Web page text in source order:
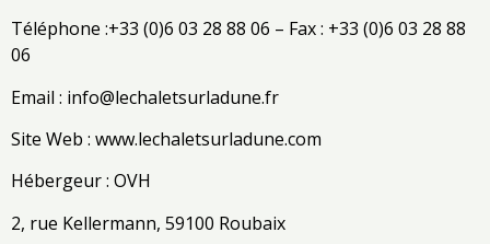
Téléphone :+33 (0)6 03 28 88 06 – Fax : +33 (0)6 03 28 88
06
Email : info@lechaletsurladune.fr
Site Web : www.lechaletsurladune.com
Hébergeur : OVH
2, rue Kellermann, 59100 Roubaix